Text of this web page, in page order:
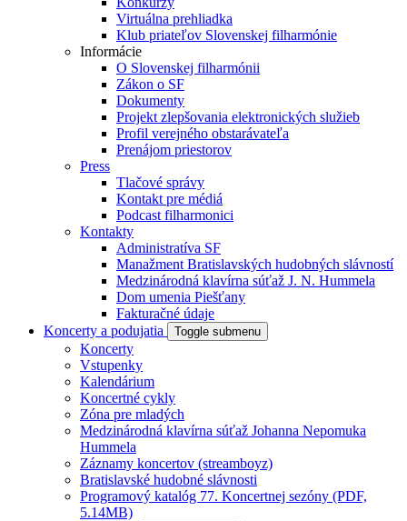
Virtuálna prehliadka
Klub priateľov Slovenskej filharmónie
Informácie
O Slovenskej filharmónii
Zákon o SF
Dokumenty
Projekt zlepšovania elektronických služieb
Profil verejného obstarávateľa
Prenájom priestorov
Press
Tlačové správy
Kontakt pre médiá
Podcast filharmonici
Kontakty
Administratíva SF
Manažment Bratislavských hudobných slávností
Medzinárodná klavírna súťaž J. N. Hummela
Dom umenia Piešťany
Fakturačné údaje
Koncerty a podujatia
Toggle submenu
Koncerty
Vstupenky
Kalendárium
Koncertné cykly
Zóna pre mladých
Medzinárodná klavírna súťaž Johanna Nepomuka
Hummela
Záznamy koncertov (streamboyz)
Bratislavské hudobné slávnosti
Programový katalóg 77. Koncertnej sezóny (PDF,
5.14MB)